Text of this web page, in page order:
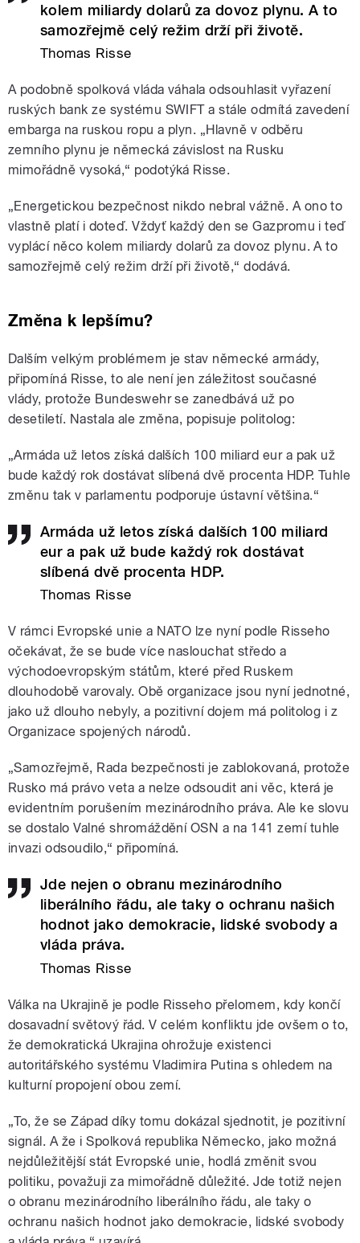
kolem miliardy dolarů za dovoz plynu. A to
samozřejmě celý režim drží při životě.
Thomas Risse
A podobně spolková vláda váhala odsouhlasit vyřazení
ruských bank ze systému SWIFT a stále odmítá zavedení
embarga na ruskou ropu a plyn. „Hlavně v odběru
zemního plynu je německá závislost na Rusku
mimořádně vysoká,“ podotýká Risse.
„Energetickou bezpečnost nikdo nebral vážně. A ono to
vlastně platí i doteď. Vždyť každý den se Gazpromu i teď
vyplácí něco kolem miliardy dolarů za dovoz plynu. A to
samozřejmě celý režim drží při životě,“ dodává.
Změna k lepšímu?
Dalším velkým problémem je stav německé armády,
připomíná Risse, to ale není jen záležitost současné
vlády, protože Bundeswehr se zanedbává už po
desetiletí. Nastala ale změna, popisuje politolog:
„Armáda už letos získá dalších 100 miliard eur a pak už
bude každý rok dostávat slíbená dvě procenta HDP. Tuhle
změnu tak v parlamentu podporuje ústavní většina.“
Armáda už letos získá dalších 100 miliard
eur a pak už bude každý rok dostávat
slíbená dvě procenta HDP.
Thomas Risse
V rámci Evropské unie a NATO lze nyní podle Risseho
očekávat, že se bude více naslouchat středo a
východoevropským státům, které před Ruskem
dlouhodobě varovaly. Obě organizace jsou nyní jednotné,
jako už dlouho nebyly, a pozitivní dojem má politolog i z
Organizace spojených národů.
„Samozřejmě, Rada bezpečnosti je zablokovaná, protože
Rusko má právo veta a nelze odsoudit ani věc, která je
evidentním porušením mezinárodního práva. Ale ke slovu
se dostalo Valné shromáždění OSN a na 141 zemí tuhle
invazi odsoudilo,“ připomíná.
Jde nejen o obranu mezinárodního
liberálního řádu, ale taky o ochranu našich
hodnot jako demokracie, lidské svobody a
vláda práva.
Thomas Risse
Válka na Ukrajině je podle Risseho přelomem, kdy končí
dosavadní světový řád. V celém konfliktu jde ovšem o to,
že demokratická Ukrajina ohrožuje existenci
autoritářského systému Vladimira Putina s ohledem na
kulturní propojení obou zemí.
„To, že se Západ díky tomu dokázal sjednotit, je pozitivní
signál. A že i Spolková republika Německo, jako možná
nejdůležitější stát Evropské unie, hodlá změnit svou
politiku, považuji za mimořádně důležité. Jde totiž nejen
o obranu mezinárodního liberálního řádu, ale taky o
ochranu našich hodnot jako demokracie, lidské svobody